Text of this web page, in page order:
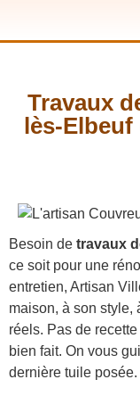
Travaux
lès-Elbeuf
Besoin de travaux
ce soit pour une
entretien, Artisan
maison, à son style,
réels. Pas de
bien fait. On vous
dernière tuile posée.